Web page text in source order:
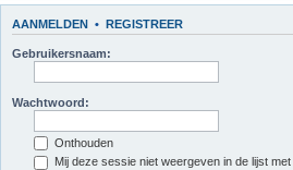
AANMELDEN • REGISTREER
Gebruikersnaam:
Wachtwoord:
Onthouden
Mij deze sessie niet weergeven in de lijst